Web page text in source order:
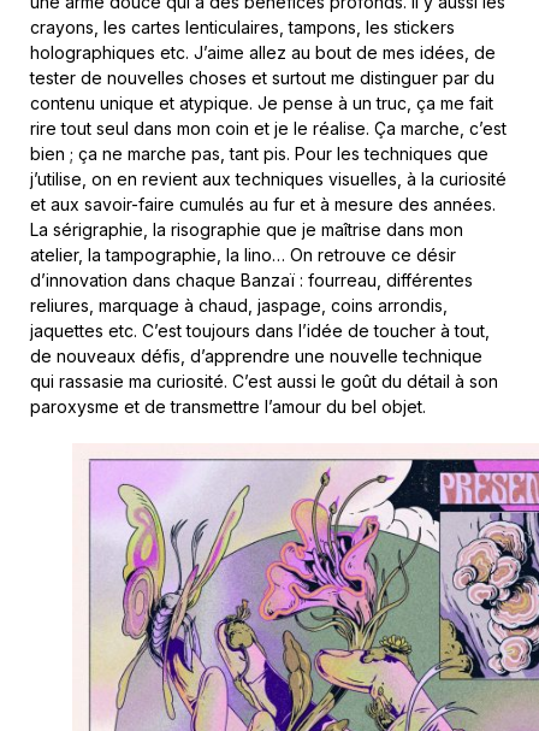
crayons, les cartes lenticulaires, tampons, les stickers
holographiques etc. J’aime allez au bout de mes idées, de
tester de nouvelles choses et surtout me distinguer par du
contenu unique et atypique. Je pense à un truc, ça me fait
rire tout seul dans mon coin et je le réalise. Ça marche, c’est
bien ; ça ne marche pas, tant pis. Pour les techniques que
j’utilise, on en revient aux techniques visuelles, à la curiosité
et aux savoir-faire cumulés au fur et à mesure des années.
La sérigraphie, la risographie que je maîtrise dans mon
atelier, la tampographie, la lino… On retrouve ce désir
d’innovation dans chaque Banzaï : fourreau, différentes
reliures, marquage à chaud, jaspage, coins arrondis,
jaquettes etc. C’est toujours dans l’idée de toucher à tout,
de nouveaux défis, d’apprendre une nouvelle technique
qui rassasie ma curiosité. C’est aussi le goût du détail à son
paroxysme et de transmettre l’amour du bel objet.